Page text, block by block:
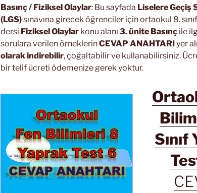
Basınç / Fiziksel Olaylar: Bu sayfada Liselere Geçiş
(LGS)sınavına girecek öğrenciler için ortaokul 8.
dersi Fiziksel Olaylar konu alanı 3. ünite Basınç ile
sorulara verilen örneklerinCEVAP ANAHTARI yer
olarak indirebilir, çoğaltabilir ve kullanabilirsiniz.
bir telif ücreti ödemenize gerek yoktur.